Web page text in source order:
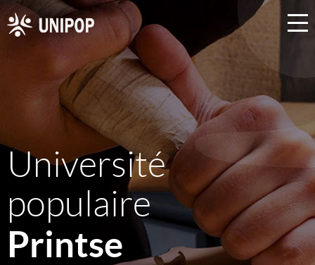
Université
populaire
Printse